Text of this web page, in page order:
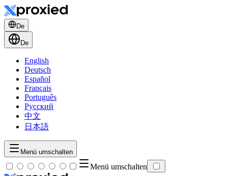
De
De
English
Deutsch
Español
Français
Português
Русский
中文
日本語
Menü umschalten
Menü umschalten